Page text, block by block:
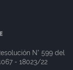
N° 599 del
- 18023/22